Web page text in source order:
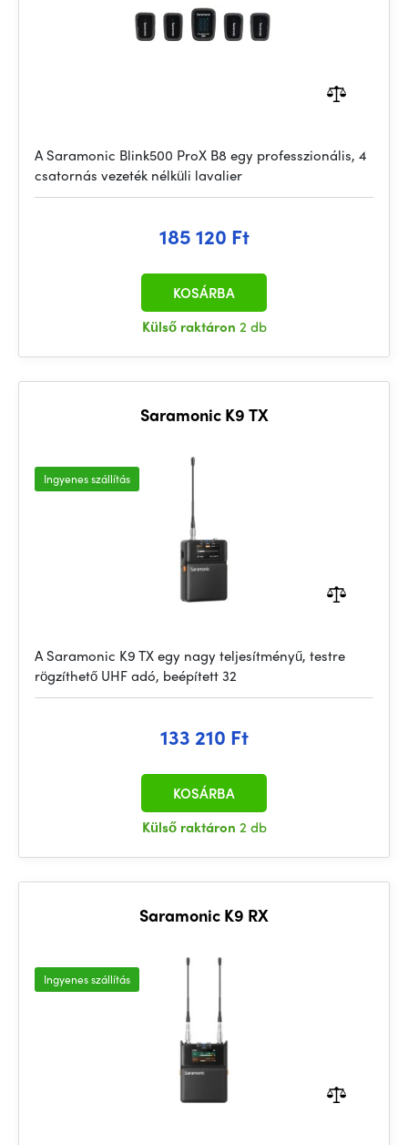
A Saramonic Blink500 ProX B8 egy professzionális, 4
csatornás vezeték nélküli lavalier
185 120 Ft
Külső raktáron 2 db
KOSÁRBA
Saramonic K9 TX
Ingyenes szállítás
A Saramonic K9 TX egy nagy teljesítményű, testre
rögzíthető UHF adó, beépített 32
133 210 Ft
Külső raktáron 2 db
KOSÁRBA
Saramonic K9 RX
Ingyenes szállítás